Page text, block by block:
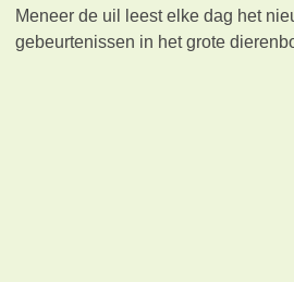
Meneer de uil leest elke dag het
gebeurtenissen in het grote